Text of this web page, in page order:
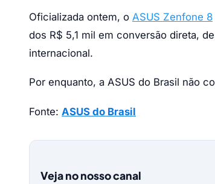
Oficializada ontem, o ASUS Zenfone 8
dos R$ 5,1 mil em conversão direta,
internacional.
Por enquanto, a ASUS do Brasil não
Fonte: ASUS do Brasil
Veja no nosso canal